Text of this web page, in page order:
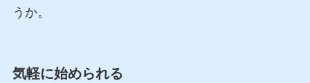
うか。
気軽に始められる